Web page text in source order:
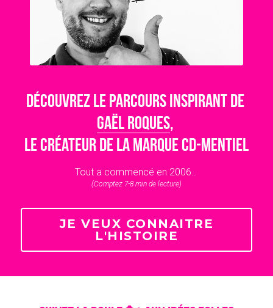
Découvrez le parcours INSPIRANT de
gaËL ROQUES,
le créateur de la marque CD-MENTIEL
Tout a commencé en 2006..
(Comptez 7-8 min de lecture)
JE VEUX CONNAITRE
L'HISTOIRE